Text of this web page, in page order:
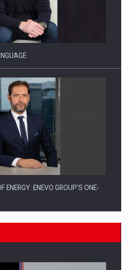
RETHINK STRATEGY-Finantare
ENERGY: ENEVO GROUP’S ONE-